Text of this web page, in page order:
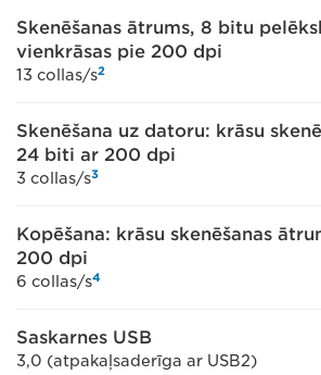
Skenēšanas ātrums, 8 bitu
vienkrāsas pie 200 dpi
13 collas/s2
Skenēšana uz datoru: krāsu
24 biti ar 200 dpi
3 collas/s3
Kopēšana: krāsu skenēšanas
200 dpi
6 collas/s4
Saskarnes USB
3,0 (atpakaļsaderīga ar USB2)